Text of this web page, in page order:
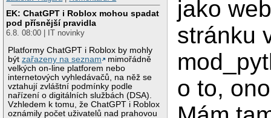
EK: ChatGPT i Roblox mohou spadat
pod přísnější pravidla
6.8. 08:00 | IT novinky
Platformy ChatGPT i Roblox by mohly
býtzařazeny na seznam
mimořádně
velkých on-line platforem nebo
internetových vyhledávačů, na něž se
vztahují zvláštní podmínky podle
nařízení o digitálních službách (DSA).
Vzhledem k tomu, že ChatGPT i Roblox
oznámily počet uživatelů nad prahovou
jako
stránku
o to,